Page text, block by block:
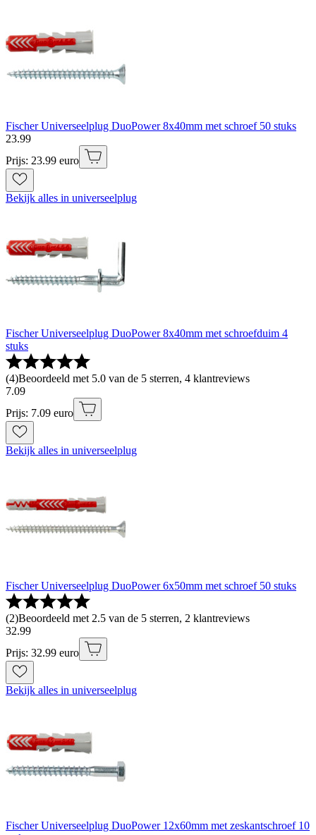
Fischer Universeelplug DuoPower 8x40mm met schroef 50 stuks
23.99
Prijs: 23.99 euro
Bekijk alles in universeelplug
Fischer Universeelplug DuoPower 8x40mm met schroefduim 4
stuks
(4)Beoordeeld met 5.0 van de 5 sterren, 4 klantreviews
7.09
Prijs: 7.09 euro
Bekijk alles in universeelplug
Fischer Universeelplug DuoPower 6x50mm met schroef 50 stuks
(2)Beoordeeld met 2.5 van de 5 sterren, 2 klantreviews
32.99
Prijs: 32.99 euro
Bekijk alles in universeelplug
Fischer Universeelplug DuoPower 12x60mm met zeskantschroef 10